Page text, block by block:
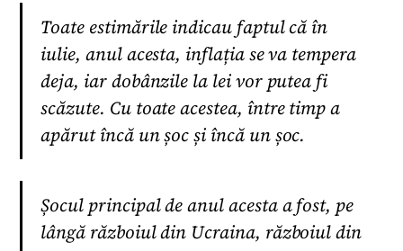
Toate estimările indicau faptul că în
iulie, anul acesta, inflația se va tempera
deja, iar dobânzile la lei vor putea fi
scăzute. Cu toate acestea, între timp a
apărut încă un șoc și încă un șoc.
Șocul principal de anul acesta a fost, pe
lângă războiul din Ucraina, războiul din